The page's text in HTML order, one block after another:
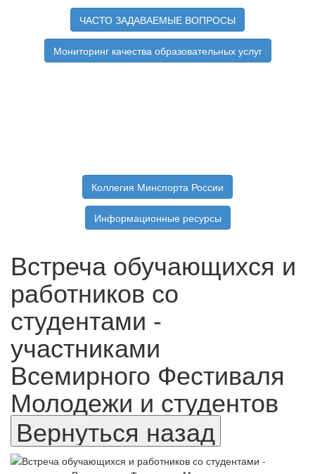
ЧАСТО ЗАДАВАЕМЫЕ ВОПРОСЫ
Мониторинг качества образовательных услуг
Коллегия Минспорта России
Информационные ресурсы
Встреча обучающихся и
работников со
студентами -
участниками
Всемирного Фестиваля
Молодежи и студентов